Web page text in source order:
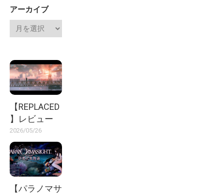
アーカイブ
【REPLACED
】レビュー
2026/05/26
【パラノマサ